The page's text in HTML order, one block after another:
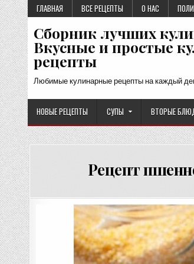
Перейти
к
содержимому
ГЛАВНАЯ ВСЕ РЕЦЕПТЫ О НАС
Сборник лучших
Вкусные и простые
рецепты
Любимые кулинарные рецепты на каждый
НОВЫЕ РЕЦЕПТЫ СУПЫ ВТОРЫЕ
Рецепт